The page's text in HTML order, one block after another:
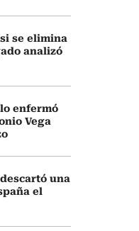
se elimina
analizó
enfermó
Vega
una
el